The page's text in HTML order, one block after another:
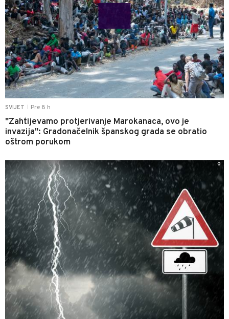
SVIJET Pre 8 h
"Zahtijevamo protjerivanje Marokanaca, ovo je
invazija": Gradonačelnik španskog grada se obratio
oštrom porukom
0